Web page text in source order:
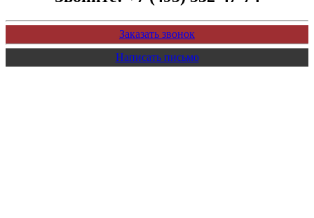
Заказать звонок
Написать письмо